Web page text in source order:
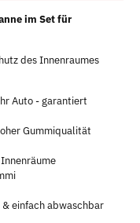
im Set für
des Innenraumes
Auto - garantiert
Gummiqualität
einfach abwaschbar